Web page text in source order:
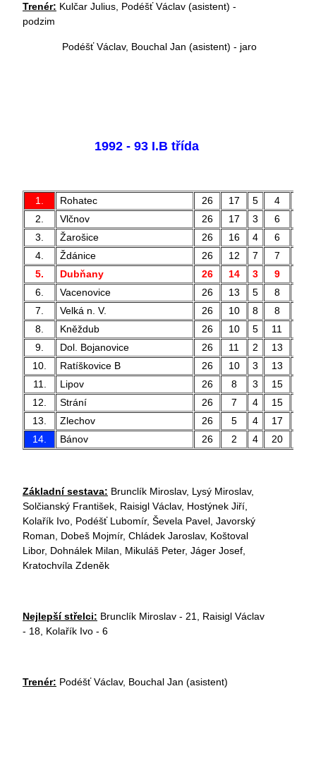
Trenér: Kulčar Julius, Podéšť Václav (asistent) -
podzim
Podéšť Václav, Bouchal Jan (asistent) - jaro
1992 - 93 I.B třída
1. Rohatec 26 17 5 4
2.
Vlčnov 26 17 3 6
3.
Žarošice 26 16 4 6
4.
Ždánice 26 12 7 7
5.
Dubňany 26 14 3 9
6.
Vacenovice 26 13 5 8
7.
Velká n. V. 26 10 8 8
8.
Kněždub 26 10 5 11
9.
Dol. Bojanovice 26 11 2 13
10.
Ratíškovice B 26 10 3 13
11.
Lipov 26 8 3 15
12.
Strání 26 7 4 15
13.
Zlechov 26 5 4 17
14.
Bánov 26 2 4 20
Základní sestava: Brunclík Miroslav, Lysý Miroslav,
Solčianský František, Raisigl Václav, Hostýnek Jiří,
Kolařík Ivo, Podéšť Lubomír, Ševela Pavel, Javorský
Roman, Dobeš Mojmír, Chládek Jaroslav, Koštoval
Libor, Dohnálek Milan, Mikuláš Peter, Jáger Josef,
Kratochvíla Zdeněk
Nejlepší střelci: Brunclík Miroslav - 21, Raisigl Václav
- 18, Kolařík Ivo - 6
Trenér: Podéšť Václav, Bouchal Jan (asistent)